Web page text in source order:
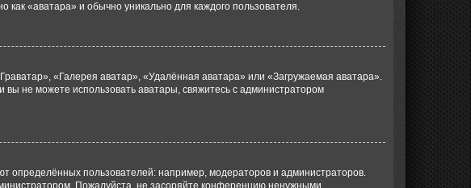
«аватара» и обычно уникально для каждого пользователя.
«Галерея аватар», «Удалённая аватара» или «Загружаемая аватара».
вы не можете использовать аватары, свяжитесь с администратором
пользователей: например, модераторов и администраторов.
Пожалуйста, не засоряйте конференцию ненужными